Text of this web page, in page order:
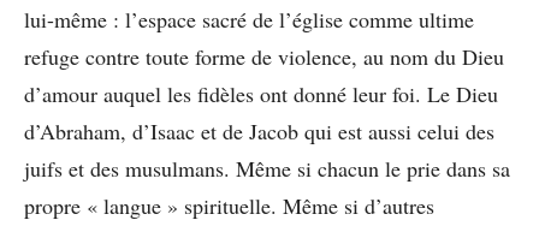
lui-même : l’espace sacré de l’église comme ultime
refuge contre toute forme de violence, au nom du Dieu
d’amour auquel les fidèles ont donné leur foi. Le Dieu
d’Abraham, d’Isaac et de Jacob qui est aussi celui des
juifs et des musulmans. Même si chacun le prie dans sa
propre « langue » spirituelle. Même si d’autres